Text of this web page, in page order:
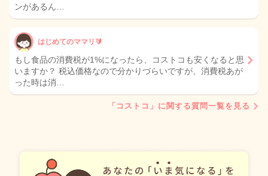
ンがあるん…
はじめてのママリ🔰
もし食品の消費税が1%になったら、コストコも安くなると思
いますか？ 税込価格なので分かりづらいですが、消費税あが
った時は消…
「コストコ」に関する質問一覧を見る